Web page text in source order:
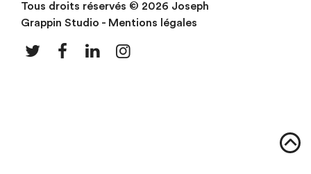
Tous droits réservés © 2026 Joseph
Grappin Studio - Mentions légales